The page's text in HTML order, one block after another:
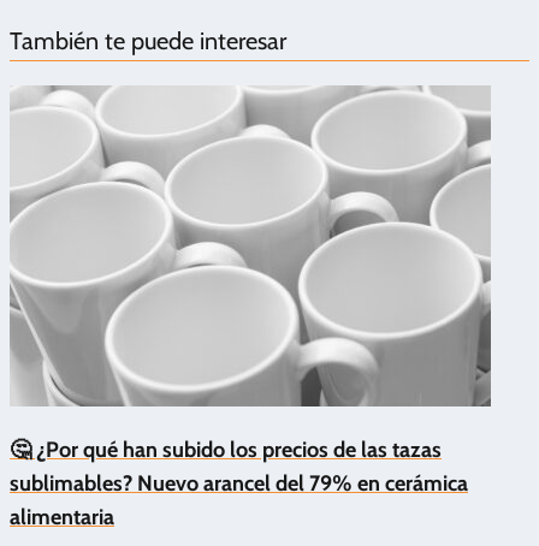
También te puede interesar
🤔 ¿Por qué han subido los precios de las tazas
sublimables? Nuevo arancel del 79% en cerámica
alimentaria